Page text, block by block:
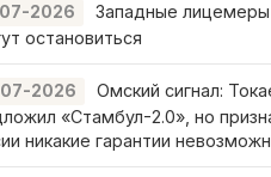
2026
Западные
остановиться
2026
Омский сигнал:
«Стамбул-2.0», но
никакие гарантии